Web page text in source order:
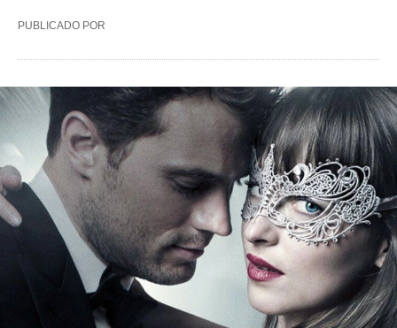
PUBLICADO POR